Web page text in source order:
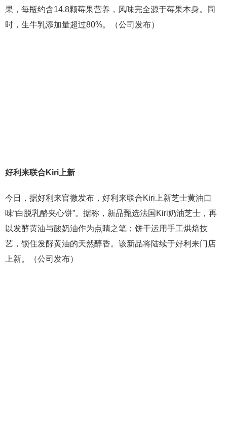
果，每瓶约含14.8颗莓果营养，风味完全源于莓果本身。同
时，生牛乳添加量超过80%。（公司发布）
好利来联合Kiri上新
今日，据好利来官微发布，好利来联合Kiri上新芝士黄油口
味“白脱乳酪夹心饼”。据称，新品甄选法国Kiri奶油芝士，再
以发酵黄油与酸奶油作为点睛之笔；饼干运用手工烘焙技
艺，锁住发酵黄油的天然醇香。该新品将陆续于好利来门店
上新。（公司发布）